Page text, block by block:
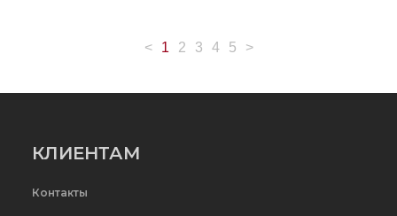
< 1 2 3 4 5 >
КЛИЕНТАМ
Контакты